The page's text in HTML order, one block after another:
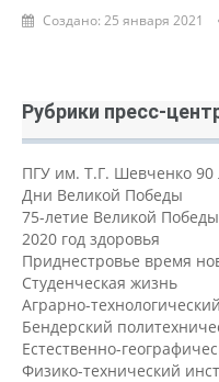
Создано: 25 января 2021
Рубрики пресс-
ПГУ им. Т.Г. Шевченко 90
Дни Великой Победы
75-летие Великой
2020 год здоровья
Приднестровье время
Студенческая жизнь
Аграрно-
Бендерский
Естественно-
Физико-технический